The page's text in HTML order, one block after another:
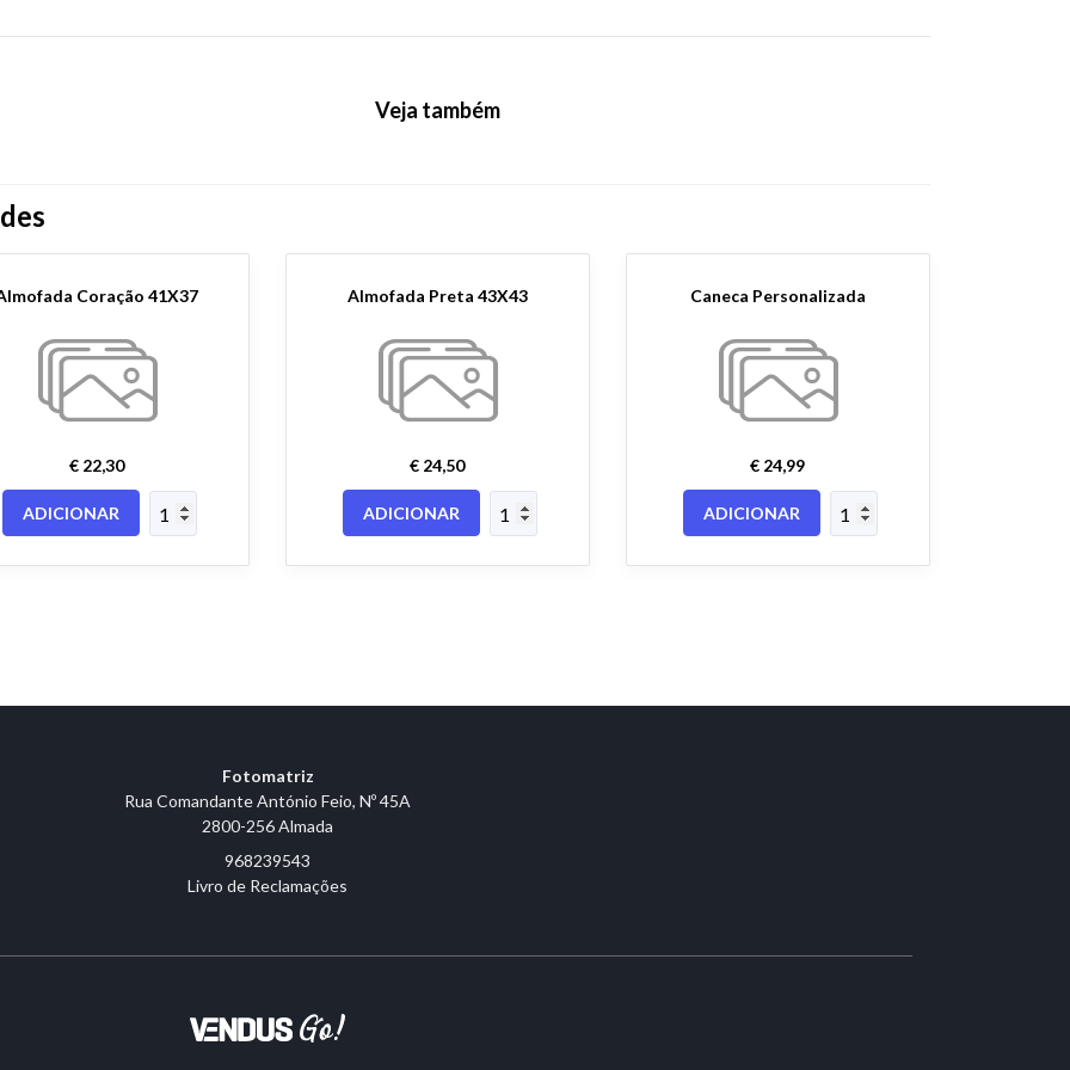
Veja também
Coração 41X37
€ 22,30
ADICIONAR
Almofada Preta 43X43
€ 24,50
ADICIONAR
Caneca Personalizada
€ 24,99
ADICIONAR
Fotomatriz
Rua Comandante António Feio, Nº 45A
2800-256 Almada
968239543
Livro de Reclamações